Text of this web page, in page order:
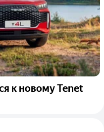
к новому Tenet